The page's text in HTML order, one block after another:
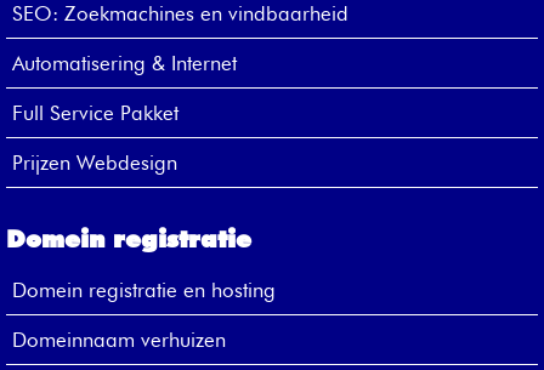
SEO: Zoekmachines en vindbaarheid
Automatisering & Internet
Full Service Pakket
Prijzen Webdesign
Domein registratie
Domein registratie en hosting
Domeinnaam verhuizen